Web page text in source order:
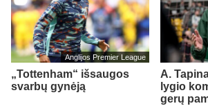
Anglijos Premier League
„Tottenham“ išsaugos
svarbų gynėją
A.
lygio
gerų